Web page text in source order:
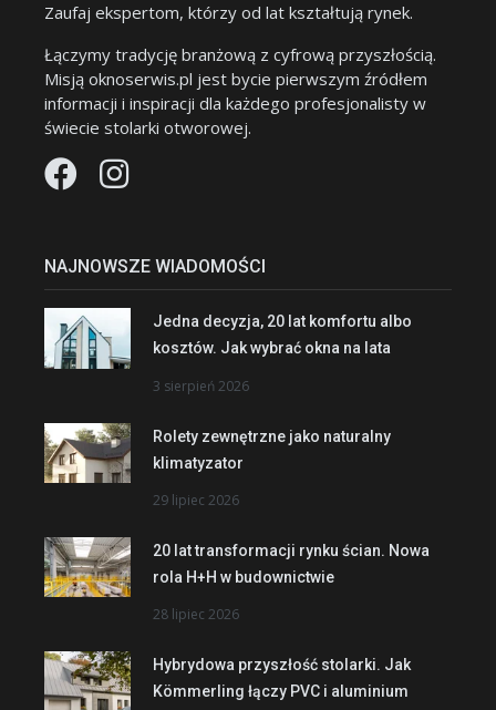
Zaufaj ekspertom, którzy od lat kształtują rynek.
Łączymy tradycję branżową z cyfrową przyszłością.
Misją oknoserwis.pl jest bycie pierwszym źródłem
informacji i inspiracji dla każdego profesjonalisty w
świecie stolarki otworowej.
NAJNOWSZE WIADOMOŚCI
Jedna decyzja, 20 lat komfortu albo
kosztów. Jak wybrać okna na lata
3 sierpień 2026
Rolety zewnętrzne jako naturalny
klimatyzator
29 lipiec 2026
20 lat transformacji rynku ścian. Nowa
rola H+H w budownictwie
28 lipiec 2026
Hybrydowa przyszłość stolarki. Jak
Kömmerling łączy PVC i aluminium